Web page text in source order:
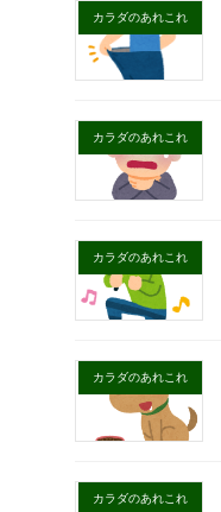
カラダのあれこれ
カラダのあれこれ
カラダのあれこれ
カラダのあれこれ
カラダのあれこれ